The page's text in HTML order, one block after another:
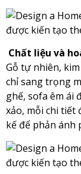
Chất liệu và
Gỗ tự nhiên,
chỉ sang trọng
ghế, sofa êm ái
xảo, mỗi chi tiết
kế để phản ánh